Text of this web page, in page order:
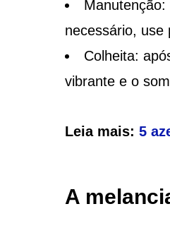
necessário, use
Colheita:
vibrante e o
Leia mais: 5
A